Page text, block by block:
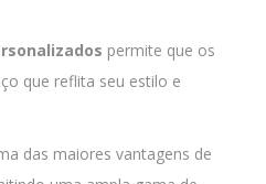
permite que os
que reflita seu estilo e
das maiores vantagens de